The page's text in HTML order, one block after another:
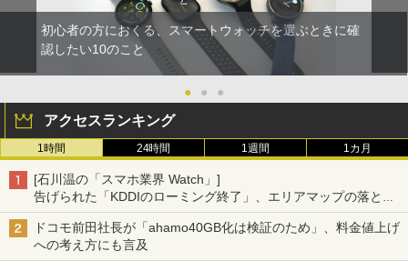
初心者の方におくる、スマートウォッチを選ぶときに確
認したい10のこと
● ● ●
アクセスランキング
1時間 24時間 1週間 1カ月
[石川温の「スマホ業界 Watch」]
告げられた「KDDIのローミング終了」、エリアマップの落とし
穴と楽天モバイルの課題
ドコモ前田社長が「ahamo40GB化は検証のため」、料金値上げ
への考え方にも言及